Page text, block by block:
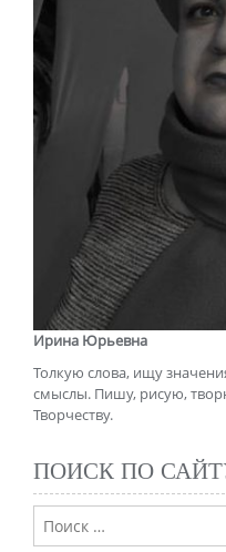
Ирина Юрьевна
Толкую слова, ищу
смыслы. Пишу, рисую,
Творчеству.
ПОИСК ПО